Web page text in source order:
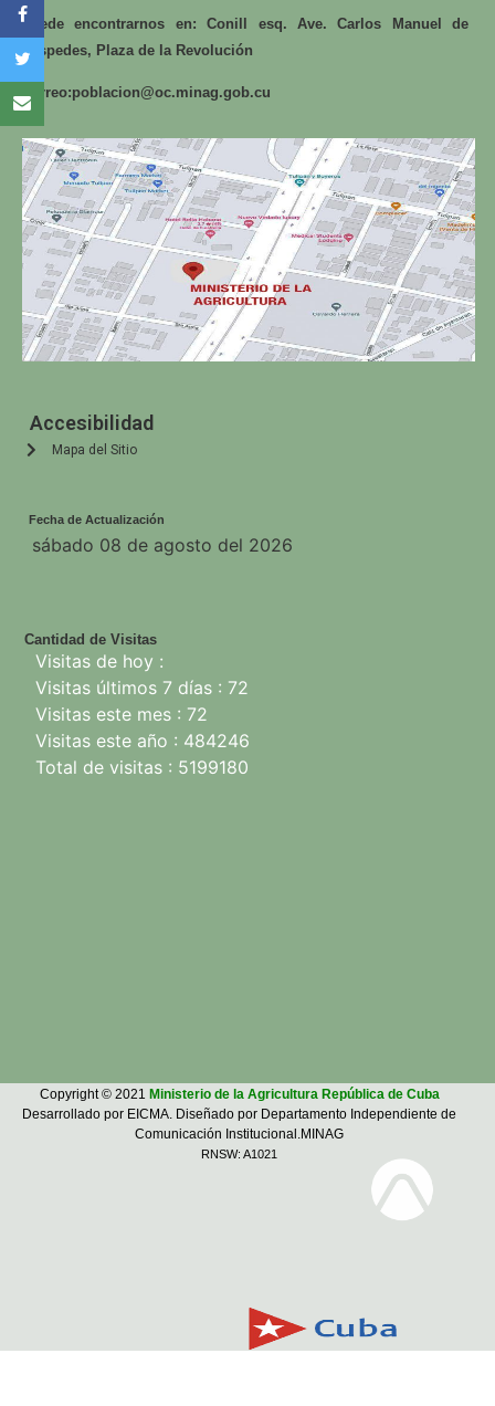
Puede encontrarnos en: Conill esq. Ave. Carlos Manuel de
Céspedes, Plaza de la Revolución
Correo:poblacion@oc.minag.gob.cu
Accesibilidad
Mapa del Sitio
Fecha de Actualización
Cantidad de Visitas
Visitas de hoy :
Visitas últimos 7 días : 72
Visitas este mes : 72
Visitas este año : 484246
Total de visitas : 5199180
sábado 08 de agosto del 2026
Copyright © 2021 Ministerio de la Agricultura República de Cuba
Desarrollado por EICMA. Diseñado por Departamento Independiente de
Comunicación Institucional.MINAG
RNSW: A1021